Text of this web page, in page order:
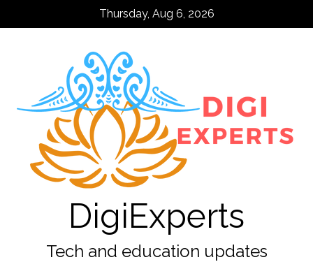
Thursday, Aug 6, 2026
DigiExperts
Tech and education updates